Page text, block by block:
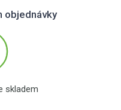
objednávky
skladem